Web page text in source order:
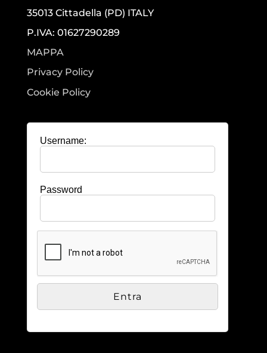
35013 Cittadella (PD) ITALY
P.IVA: 01627290289
MAPPA
Privacy Policy
Cookie Policy
Username:
Password